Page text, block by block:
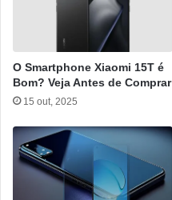
O Smartphone Xiaomi 15T é
Bom? Veja Antes de Comprar
15 out, 2025